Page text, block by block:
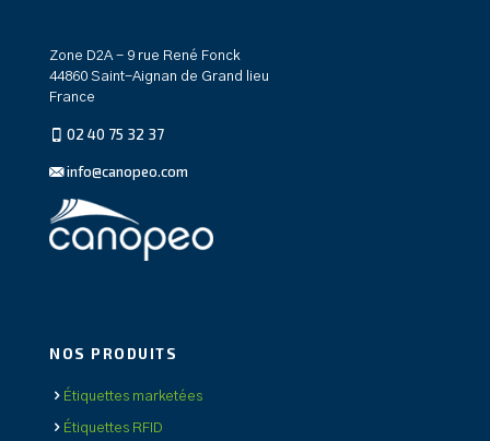
Zone D2A - 9 rue René Fonck
44860 Saint-Aignan de Grand lieu
France
02 40 75 32 37
info@canopeo.com
NOS PRODUITS
Étiquettes marketées
Étiquettes RFID